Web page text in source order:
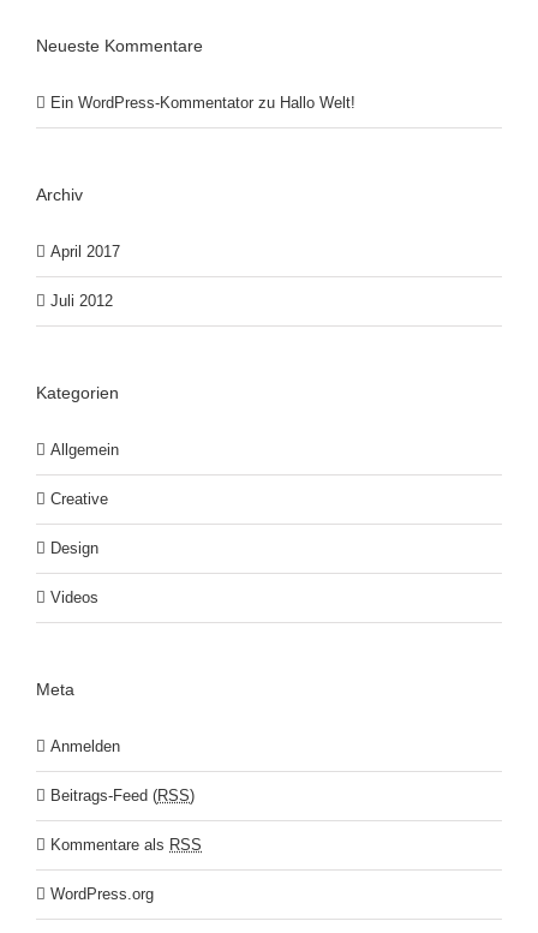
Neueste Kommentare
Ein WordPress-Kommentator zu Hallo Welt!
Archiv
April 2017
Juli 2012
Kategorien
Allgemein
Creative
Design
Videos
Meta
Anmelden
Beitrags-Feed (RSS)
Kommentare als RSS
WordPress.org